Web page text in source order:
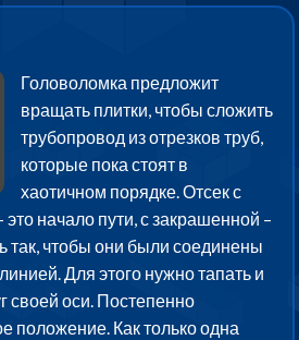
Головоломка предложит
вращать плитки, чтобы сложить
трубопровод из отрезков труб,
которые пока стоят в
хаотичном порядке. Отсек с
начало пути, с закрашенной –
так, чтобы они были соединены
Для этого нужно тапать и
своей оси. Постепенно
положение. Как только одна